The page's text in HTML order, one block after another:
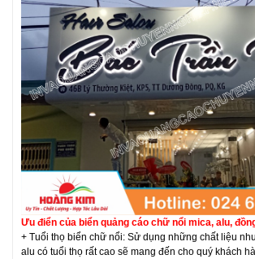
Ưu điển của biển quảng cáo chữ nổi mica, alu,
+ Tuổi thọ biển chữ nổi: Sử dụng những chất liệu
alu có tuổi thọ rất cao sẽ mang đến cho quý khách